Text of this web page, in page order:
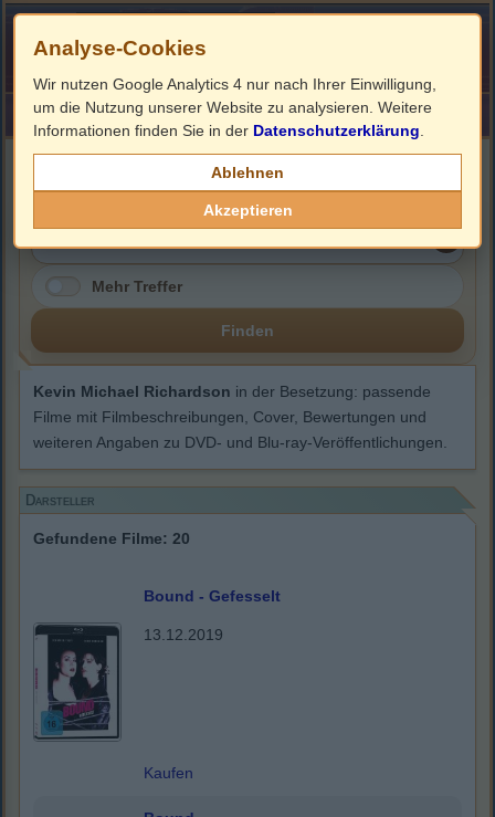
HOME ImpressumLinks
Kevin Michael Richardson
Mehr Treffer
Finden
Kevin Michael Richardson in der Besetzung: passende
Filme mit Filmbeschreibungen, Cover, Bewertungen und
weiteren Angaben zu DVD- und Blu-ray-Veröffentlichungen.
Darsteller
Gefundene Filme: 20
Bound - Gefesselt
13.12.2019
Kaufen
Analyse-Cookies
Wir nutzen Google Analytics 4 nur nach Ihrer Einwilligung,
um die Nutzung unserer Website zu analysieren. Weitere
Informationen finden Sie in der Datenschutzerklärung
Ablehnen
Akzeptieren